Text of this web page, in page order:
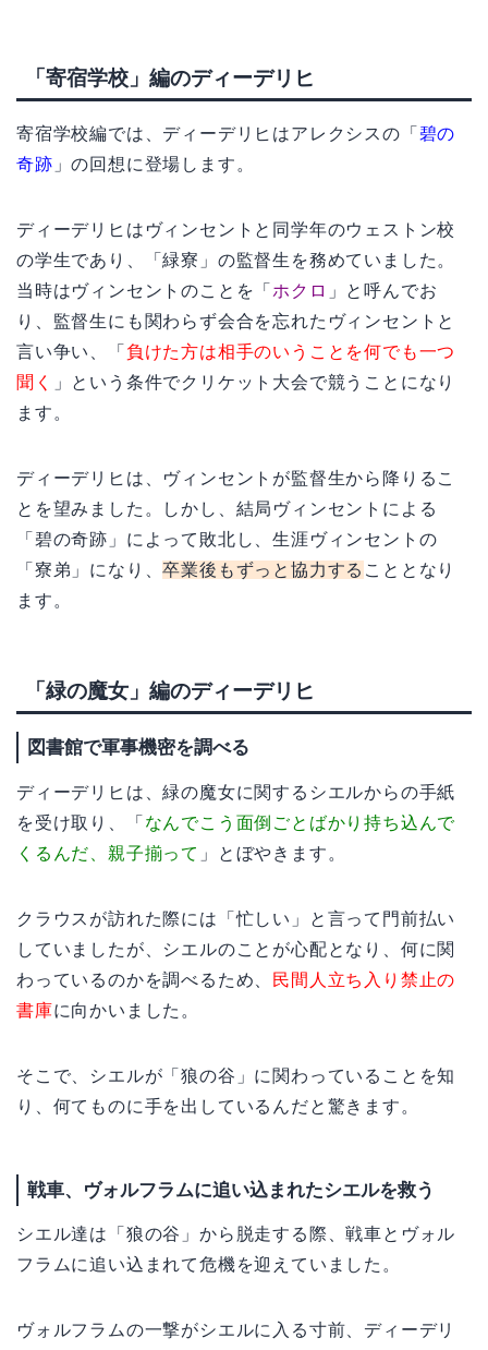
「寄宿学校」編のディーデリヒ
寄宿学校編では、ディーデリヒはアレクシスの「 碧の
奇跡 」の回想に登場します。
ディーデリヒはヴィンセントと同学年のウェストン校
の学生であり、「緑寮」の監督生を務めていました。
当時はヴィンセントのことを「 ホクロ 」と呼んでお
り、監督生にも関わらず会合を忘れたヴィンセントと
言い争い、「 負けた方は相手のいうことを何でも一つ
聞く
」という条件でクリケット大会で競うことになり
ます。
ディーデリヒは、ヴィンセントが監督生から降りるこ
とを望みました。しかし、結局ヴィンセントによる
「碧の奇跡」によって敗北し、生涯ヴィンセントの
「寮弟」になり、卒業後もずっと協力する こととなり
ます。
「緑の魔女」編のディーデリヒ
図書館で軍事機密を調べる
ディーデリヒは、緑の魔女に関するシエルからの手紙
を受け取り、「 なんでこう面倒ごとばかり持ち込んで
くるんだ、親子揃って 」とぼやきます。
クラウスが訪れた際には「忙しい」と言って門前払い
していましたが、シエルのことが心配となり、何に関
わっているのかを調べるため、
民間人立ち入り禁止の
書庫に向かいました。
そこで、シエルが「狼の谷」に関わっていることを知
り、何てものに手を出しているんだと驚きます。
戦車、ヴォルフラムに追い込まれたシエルを救う
シエル達は「狼の谷」から脱走する際、戦車とヴォル
フラムに追い込まれて危機を迎えていました。
ヴォルフラムの一撃がシエルに入る寸前、ディーデリ